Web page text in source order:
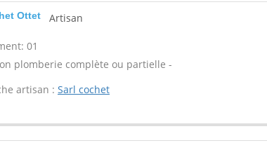
Ottet Artisan
01
plomberie complète ou partielle -
artisan : Sarl cochet